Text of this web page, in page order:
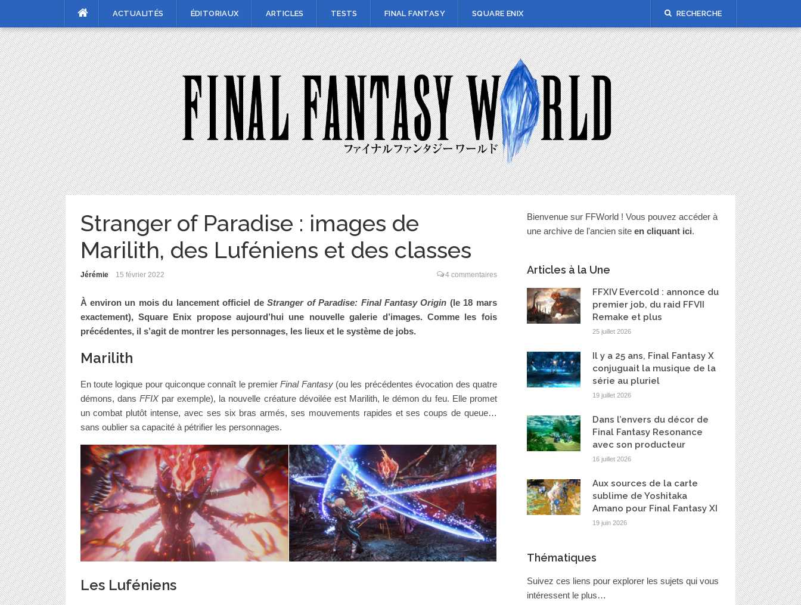
content
ACTUALITÉS ÉDITORIAUX ARTICLES TESTS FINAL FANTASY SQUARE ENIX RECHERCHE
Stranger of Paradise : images de
Marilith, des Luféniens et des classes
Jérémie 15 février 2022 4 commentaires
À environ un mois du lancement officiel deStranger of Paradise: Final Fantasy Origin (le 18 mars
exactement), Square Enix propose aujourd’hui une nouvelle galerie d’images. Comme les fois
précédentes, il s’agit de montrer les personnages, les lieux et le système de jobs.
Marilith
En toute logique pour quiconque connaît le premierFinal Fantasy(ou les précédentes évocation des quatre
démons, dans FFIXpar exemple), la nouvelle créature dévoilée est Marilith, le démon du feu. Elle promet
un combat plutôt intense, avec ses six bras armés, ses mouvements rapides et ses coups de queue…
sans oublier sa capacité à pétrifier les personnages.
Les Luféniens
Bienvenue sur FFWorld ! Vous pouvez accéder à
une archive de l'ancien site en cliquant ici.
Articles à la Une
FFXIV Evercold : annonce du
premier job, du raid FFVII
Remake et plus
25 juillet 2026
Il y a 25 ans, Final Fantasy X
conjuguait la musique de la
série au pluriel
19 juillet 2026
Dans l’envers du décor de
Final Fantasy Resonance
avec son producteur
16 juillet 2026
Aux sources de la carte
sublime de Yoshitaka
Amano pour Final Fantasy XI
19 juin 2026
Thématiques
Suivez ces liens pour explorer les sujets qui vous
intéressent le plus…